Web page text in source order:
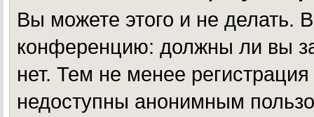
Вы можете этого и не делать.
конференцию: должны ли вы
нет. Тем не менее
недоступны анонимным